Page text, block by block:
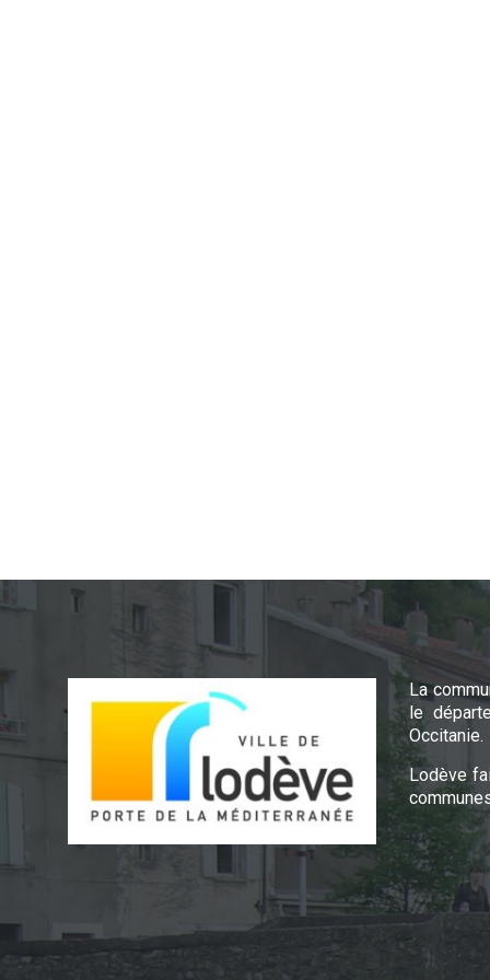
La
le
Occitanie.
Lodève